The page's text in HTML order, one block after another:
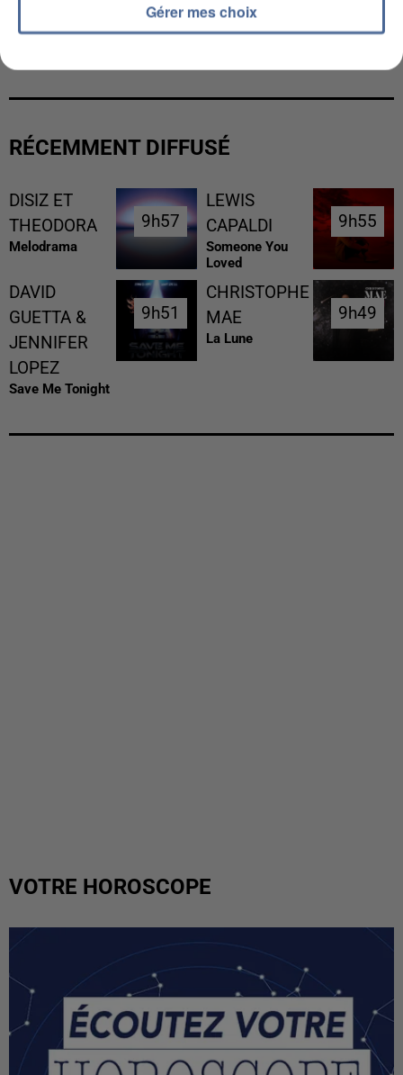
L’UN DES FONDATEURS SUPPOSÉS DE LA DZ
RÉCEMMENT DIFFUSÉ
DISIZ ET
THEODORA
Melodrama
9h57
9h57
LEWIS
CAPALDI
Someone You
Loved
9h55
9h55
DAVID
GUETTA &
JENNIFER
LOPEZ
Save Me Tonight
9h51
9h51
CHRISTOPHE
MAE
La Lune
9h49
9h49
VOTRE HOROSCOPE
Gérer mes choix